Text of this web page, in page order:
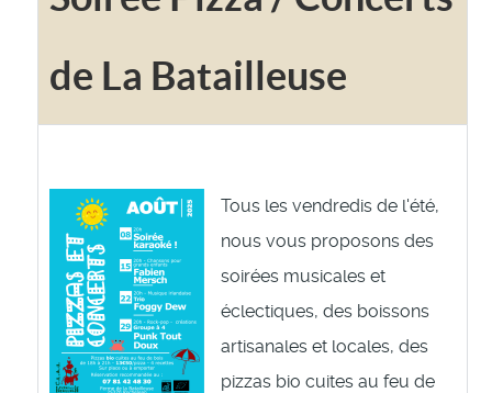
de La Batailleuse
Tous les vendredis de l'été,
nous vous proposons des
soirées musicales et
éclectiques, des boissons
artisanales et locales, des
pizzas bio cuites au feu de